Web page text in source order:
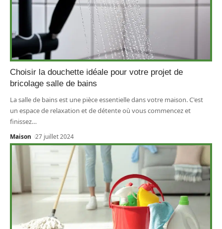
Choisir la douchette idéale pour votre projet de
bricolage salle de bains
La salle de bains est une pièce essentielle dans votre maison. C'est
un espace de relaxation et de détente où vous commencez et
finissez…
Maison 27 juillet 2024